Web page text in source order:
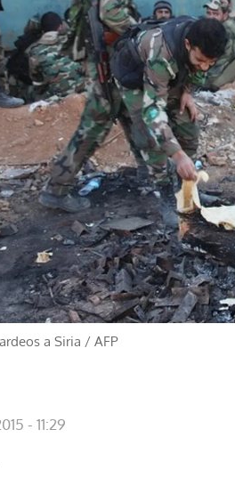
a Siria / AFP
- 11:29